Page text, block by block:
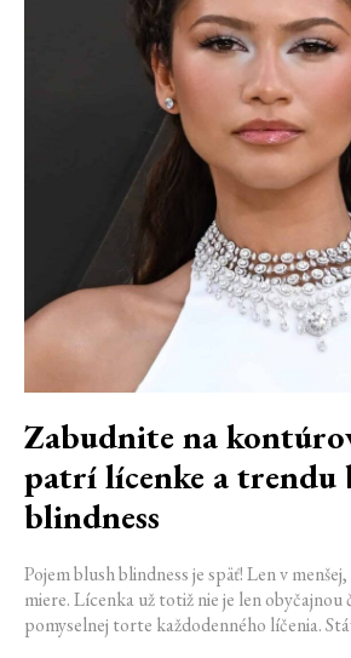
Zabudnite na
patrí lícenke a trendu
blindness
Pojem blush blindness je späť! Len v
miere. Lícenka už totiž nie je len obyčajnou
pomyselnej torte každodenného líčenia.